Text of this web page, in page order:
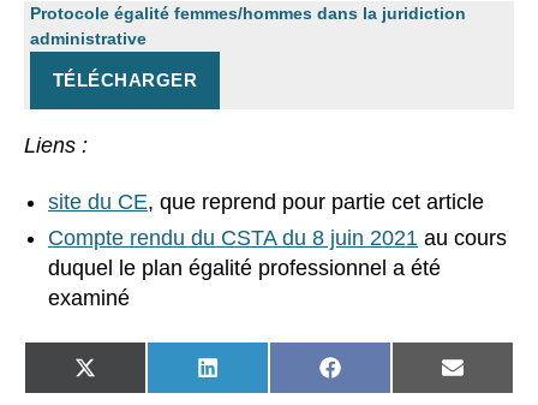
Protocole égalité femmes/hommes dans la juridiction
administrative
TÉLÉCHARGER
Liens :
site du CE, que reprend pour partie cet article
Compte rendu du CSTA du 8 juin 2021 au cours
duquel le plan égalité professionnel a été
examiné
SHARE
ON
SHARE
ON
SHARE
ON
SHARE
ON